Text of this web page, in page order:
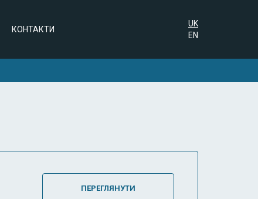
КОНТАКТИ
UK
EN
ПЕРЕГЛЯНУТИ